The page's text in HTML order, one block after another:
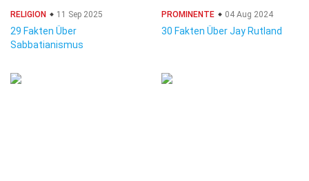
RELIGION 11 Sep 2025
29 Fakten Über
Sabbatianismus
PROMINENTE 04 Aug 2024
30 Fakten Über Jay Rutland